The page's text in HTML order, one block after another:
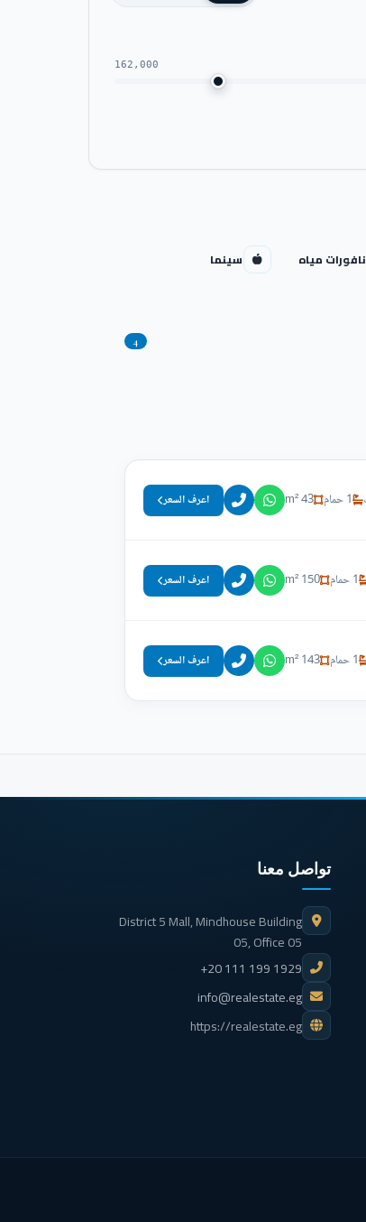
162,000
نافورات مياه سينما
4
1 حمام 43 m² اعرف السعر
1 حمام 150 m² اعرف السعر
1 حمام 143 m² اعرف السعر
تواصل معنا
District 5 Mall, Mindhouse Building
05, Office 05
+20 111 199 1929
info@realestate.eg
https://realestate.eg